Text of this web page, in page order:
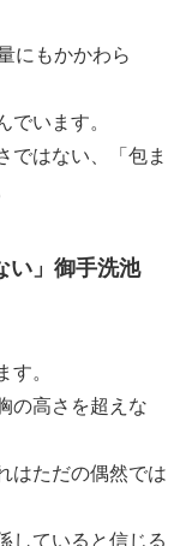
にもかかわら
います。
ではない、「包ま
い」御手洗池
す。
の高さを超えな
はただの偶然では
していると信じる